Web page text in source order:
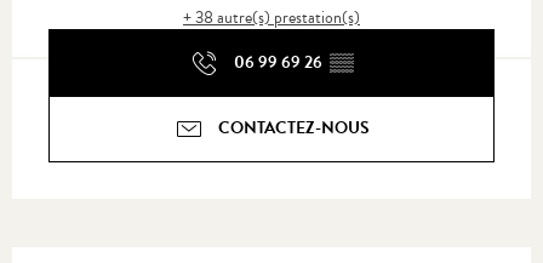
+ 38 autre(s) prestation(s)
06 99 69 26 ▒▒
CONTACTEZ-NOUS